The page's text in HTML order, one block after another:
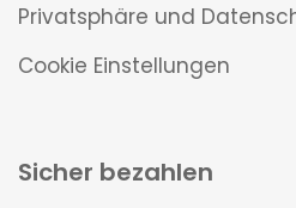
Privatsphäre und
Cookie Einstellungen
Sicher bezahlen